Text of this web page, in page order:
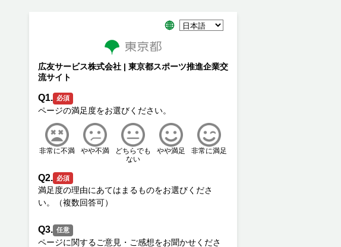
広友サービス株式会社 | 東京都スポーツ推進企業交
流サイト
Q1. 必須
非常に不満 やや不満
どちらでも
ない
やや満足 非常に満足
Q2. 必須
満足度の理由にあてはまるものをお選びくださ
Q3. 任意
ページに関するご意見・ご感想をお聞かせくださ